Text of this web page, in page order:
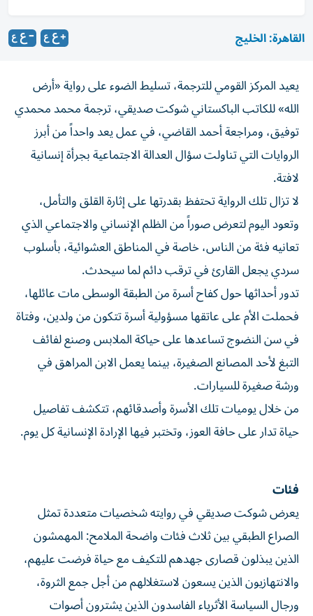
القاهرة: الخليج
يعيد المركز القومي للترجمة، تسليط الضوء على رواية «أرض
الله» للكاتب الباكستاني شوكت صديقي، ترجمة محمد محمدي
توفيق، ومراجعة أحمد القاضي، في عمل يعد واحداً من أبرز
الروايات التي تناولت سؤال العدالة الاجتماعية بجرأة إنسانية
لافتة.
لا تزال تلك الرواية تحتفظ بقدرتها على إثارة القلق والتأمل،
وتعود اليوم لتعرض صوراً من الظلم الإنساني والاجتماعي الذي
تعانيه فئة من الناس، خاصة في المناطق العشوائية، بأسلوب
سردي يجعل القارئ في ترقب دائم لما سيحدث.
تدور أحداثها حول كفاح أسرة من الطبقة الوسطى مات عائلها،
فحملت الأم على عاتقها مسؤولية أسرة تتكون من ولدين، وفتاة
في سن النضوج تساعدها على حياكة الملابس وصنع لفائف
التبغ لأحد المصانع الصغيرة، بينما يعمل الابن المراهق في
ورشة صغيرة للسيارات.
من خلال يوميات تلك الأسرة وأصدقائهم، تتكشف تفاصيل
حياة تدار على حافة العوز، وتختبر فيها الإرادة الإنسانية كل يوم.
فئات
يعرض شوكت صديقي في روايته شخصيات متعددة تمثل
الصراع الطبقي بين ثلاث فئات واضحة الملامح: المهمشون
الذين يبذلون قصارى جهدهم للتكيف مع حياة فرضت عليهم،
والانتهازيون الذين يسعون لاستغلالهم من أجل جمع الثروة،
ورجال السياسة الأثرياء الفاسدون الذين يشترون أصوات